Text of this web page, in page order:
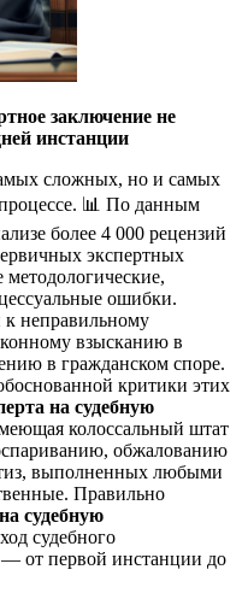
заключение не
инстанции
сложных, но и самых
📊 По данным
более 4 000 рецензий
экспертных
ошибки.
неправильному
взысканию в
в гражданском споре.
критики этих
на судебную
колоссальный штат
обжалованию
выполненных любыми
Правильно
судебную
судебного
— от первой инстанции до